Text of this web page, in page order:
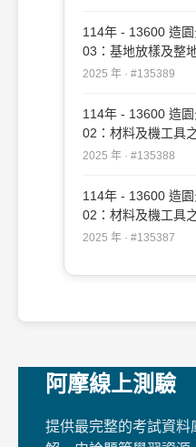
114年 - 13600 造
03：基地放樣及整
新）#135389
2025 年 · #135389
114年 - 13600 造
02：材料及機工具
109（2025/12/19
2025 年 · #135388
114年 - 13600 造
02：材料及機工具
50（2025/12/19 更
2025 年 · #135387
阿摩線上測驗
提供最完整的考試資